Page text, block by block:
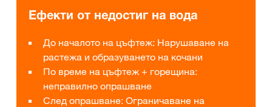
Ефекти от недостиг на вода
До началото на цъфтеж: Нарушаване на
растежа и образуването на кочани
По време на цъфтеж + горещина:
неправилно опрашване
След опрашване: Ограничаване на